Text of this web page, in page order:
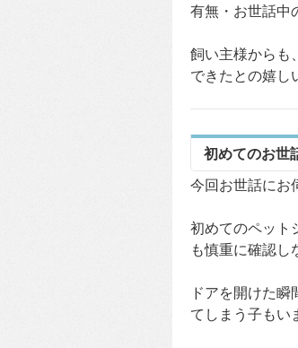
有無・お世話中
飼い主様からも
できたとの嬉し
初めてのお世
今回お世話にお
初めてのペット
も慎重に確認し
ドアを開けた
てしまう子もい